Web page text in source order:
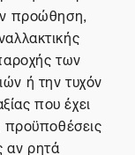
προώθηση,
των
ή την τυχόν
που έχει
προϋποθέσεις
αν ρητά